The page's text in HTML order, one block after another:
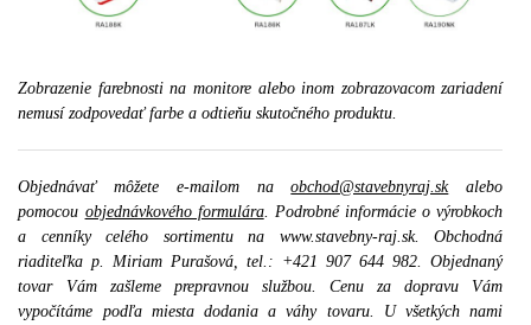
Zobrazenie farebnosti na monitore alebo inom zobrazovacom zariadení
nemusí zodpovedať farbe a odtieňu skutočného produktu.
Objednávať môžete e-mailom naobchod@stavebnyraj.skalebo
pomocou objednávkového formulára. Podrobné informácie o výrobkoch
a cenníky celého sortimentu na www.stavebny-raj.sk. Obchodná
riaditeľka p. Miriam Purašová, tel.: +421 907 644 982. Objednaný
tovar Vám zašleme prepravnou službou. Cenu za dopravu Vám
vypočítáme podľa miesta dodania a váhy tovaru. U všetkých nami